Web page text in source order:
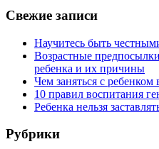
Свежие записи
Научитесь быть
Возрастные
ребенка и их причины
Чем заняться с
10 правил воспитания
Ребенка нельзя
Рубрики